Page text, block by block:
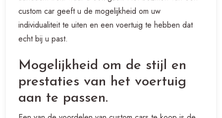
custom car geeft u de mogelijkheid om uw
individualiteit te uiten en een voertuig te hebben dat
echt bij u past.
Mogelijkheid om de stijl en
prestaties van het voertuig
aan te passen.